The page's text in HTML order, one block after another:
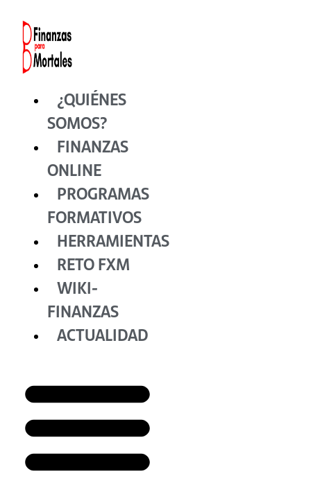
contenido
¿QUIÉNES
SOMOS?
FINANZAS
ONLINE
PROGRAMAS
FORMATIVOS
HERRAMIENTAS
RETO FXM
WIKI-
FINANZAS
ACTUALIDAD